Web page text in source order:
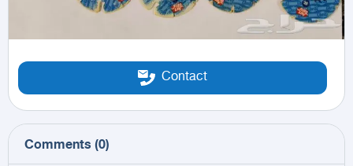
Contact
Comments (0)